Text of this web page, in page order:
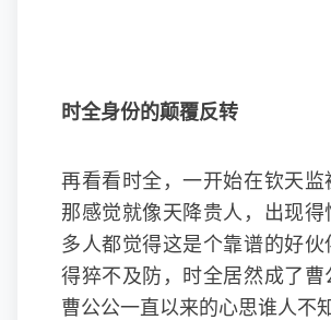
时全身份的颠覆反转
再看看时全，一开始在钦天监
那感觉就像天降贵人，出现得
多人都觉得这是个靠谱的好伙
得猝不及防，时全居然成了曹
曹公公一直以来的心思谁人不